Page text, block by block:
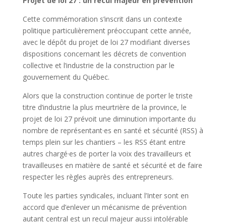
Cette commémoration s’inscrit dans un contexte
politique particulièrement préoccupant cette année,
avec le dépôt du projet de loi 27 modifiant diverses
dispositions concernant les décrets de convention
collective et l’industrie de la construction par le
gouvernement du Québec.
Alors que la construction continue de porter le triste
titre d’industrie la plus meurtrière de la province, le
projet de loi 27 prévoit une diminution importante du
nombre de représentant·es en santé et sécurité (RSS) à
temps plein sur les chantiers – les RSS étant entre
autres chargé·es de porter la voix des travailleurs et
travailleuses en matière de santé et sécurité et de faire
respecter les règles auprès des entrepreneurs.
Toute les parties syndicales, incluant l’Inter sont en
accord que d’enlever un mécanisme de prévention
autant central est un recul majeur aussi intolérable